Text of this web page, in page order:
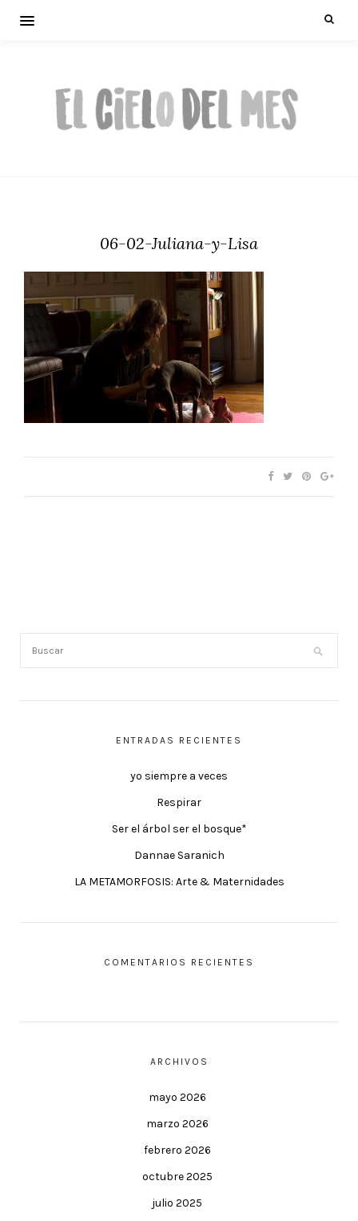
06-02-Juliana-y-Lisa
ENTRADAS RECIENTES
yo siempre a veces
Respirar
Ser el árbol ser el bosque*
Dannae Saranich
LA METAMORFOSIS: Arte & Maternidades
COMENTARIOS RECIENTES
ARCHIVOS
mayo 2026
marzo 2026
febrero 2026
octubre 2025
julio 2025